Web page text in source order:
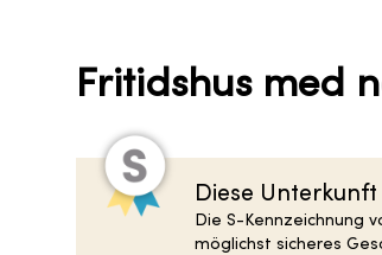
Fritidshus med
Diese
Die S-Kennzeichnung
möglichst sicheres